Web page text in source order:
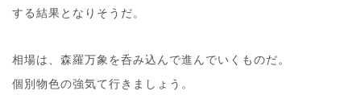
する結果となりそうだ。
相場は、森羅万象を呑み込んで進んでいくものだ。
個別物色の強気て行きましょう。